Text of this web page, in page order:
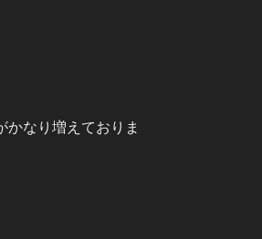
かなり増えておりま